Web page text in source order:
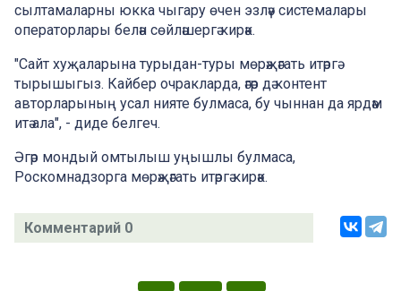
сылтамаларны юкка чыгару өчен эзләү системалары
операторлары белән сөйләшергә кирәк.
"Сайт хуҗаларына турыдан-туры мөрәҗәгать итәргә
тырышыгыз. Кайбер очракларда, әгәр дә контент
авторларының усал нияте булмаса, бу чыннан да ярдәм
итә ала", - диде белгеч.
Әгәр мондый омтылыш уңышлы булмаса,
Роскомнадзорга мөрәҗәгать итәргә кирәк.
Комментарий 0